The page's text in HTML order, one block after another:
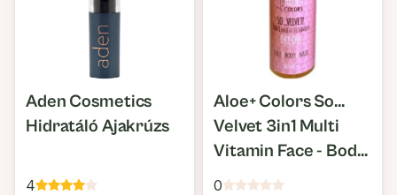
Aden Cosmetics
Hidratáló Ajakrúzs
4
Aloe+ Colors So...
Velvet 3in1 Multi
Vitamin Face - Body
- Hair Dry Oil
0